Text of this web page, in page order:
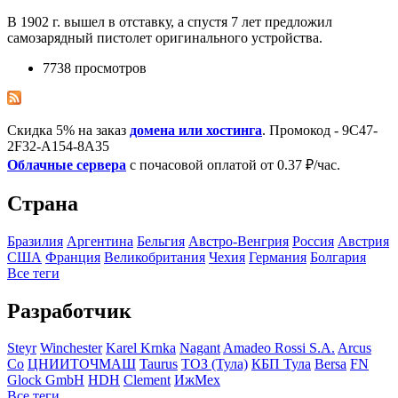
В 1902 г. вышел в отставку, а спустя 7 лет предложил
самозарядный пистолет оригинального устройства.
7738 просмотров
Скидка 5% на заказ домена или хостинга. Промокод - 9C47-
2F32-A154-8A35
Облачные сервера с почасовой оплатой от 0.37 ₽/час.
Страна
Бразилия Аргентина Бельгия Австро-Венгрия Росcия Австрия
США Франция Великобритания Чехия Германия Болгария
Все теги
Разработчик
Steyr Winchester Karel Krnka NagantAmadeo Rossi S.A. Arcus
Co ЦНИИТОЧМАШ Taurus ТОЗ (Тула) КБП Тула Bersa FN
Glock GmbH HDH Clement ИжМех